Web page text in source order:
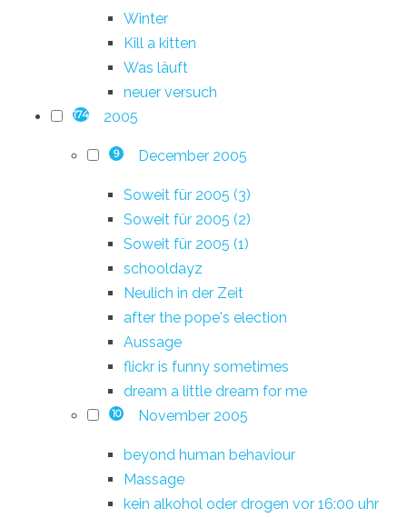
Winter
Kill a kitten
Was läuft
neuer versuch
174 2005
9 December 2005
Soweit für 2005 (3)
Soweit für 2005 (2)
Soweit für 2005 (1)
schooldayz
Neulich in der Zeit
after the pope's election
Aussage
flickr is funny sometimes
dream a little dream for me
10 November 2005
beyond human behaviour
Massage
kein alkohol oder drogen vor 16:00 uhr